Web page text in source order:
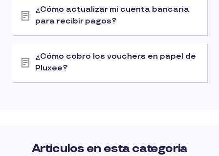
¿Cómo actualizar mi cuenta bancaria
para recibir pagos?
¿Cómo cobro los vouchers en papel de
Pluxee?
Articulos en esta categoria